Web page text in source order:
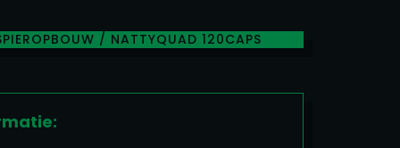
/ NATTYQUAD 120CAPS